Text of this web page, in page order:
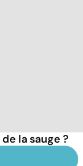
la sauge ?